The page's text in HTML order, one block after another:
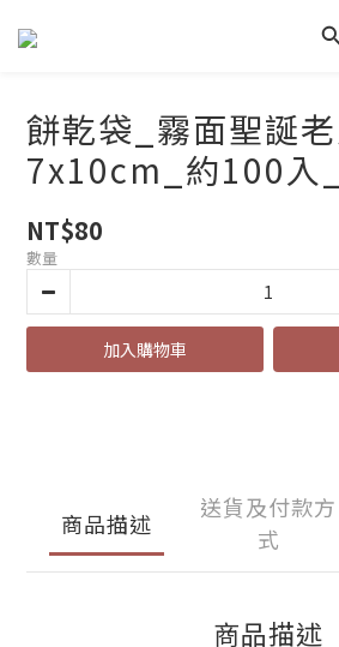
餅乾袋_霧面聖誕
7x10cm_約100入
NT$80
數量
加入購物車
商品描述
送貨及付款方
式
商品描述